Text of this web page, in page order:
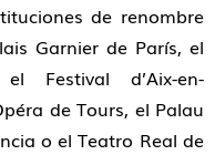
de renombre
Garnier de París, el
el Festival d’Aix-en-
de Tours, el Palau
o el Teatro Real de